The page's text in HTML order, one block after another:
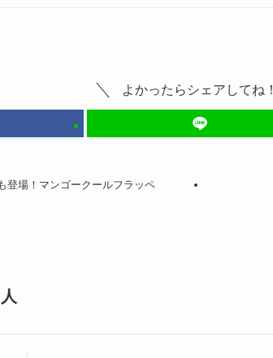
よかったらシェアしてね！
登場！マンゴークールフラッペ